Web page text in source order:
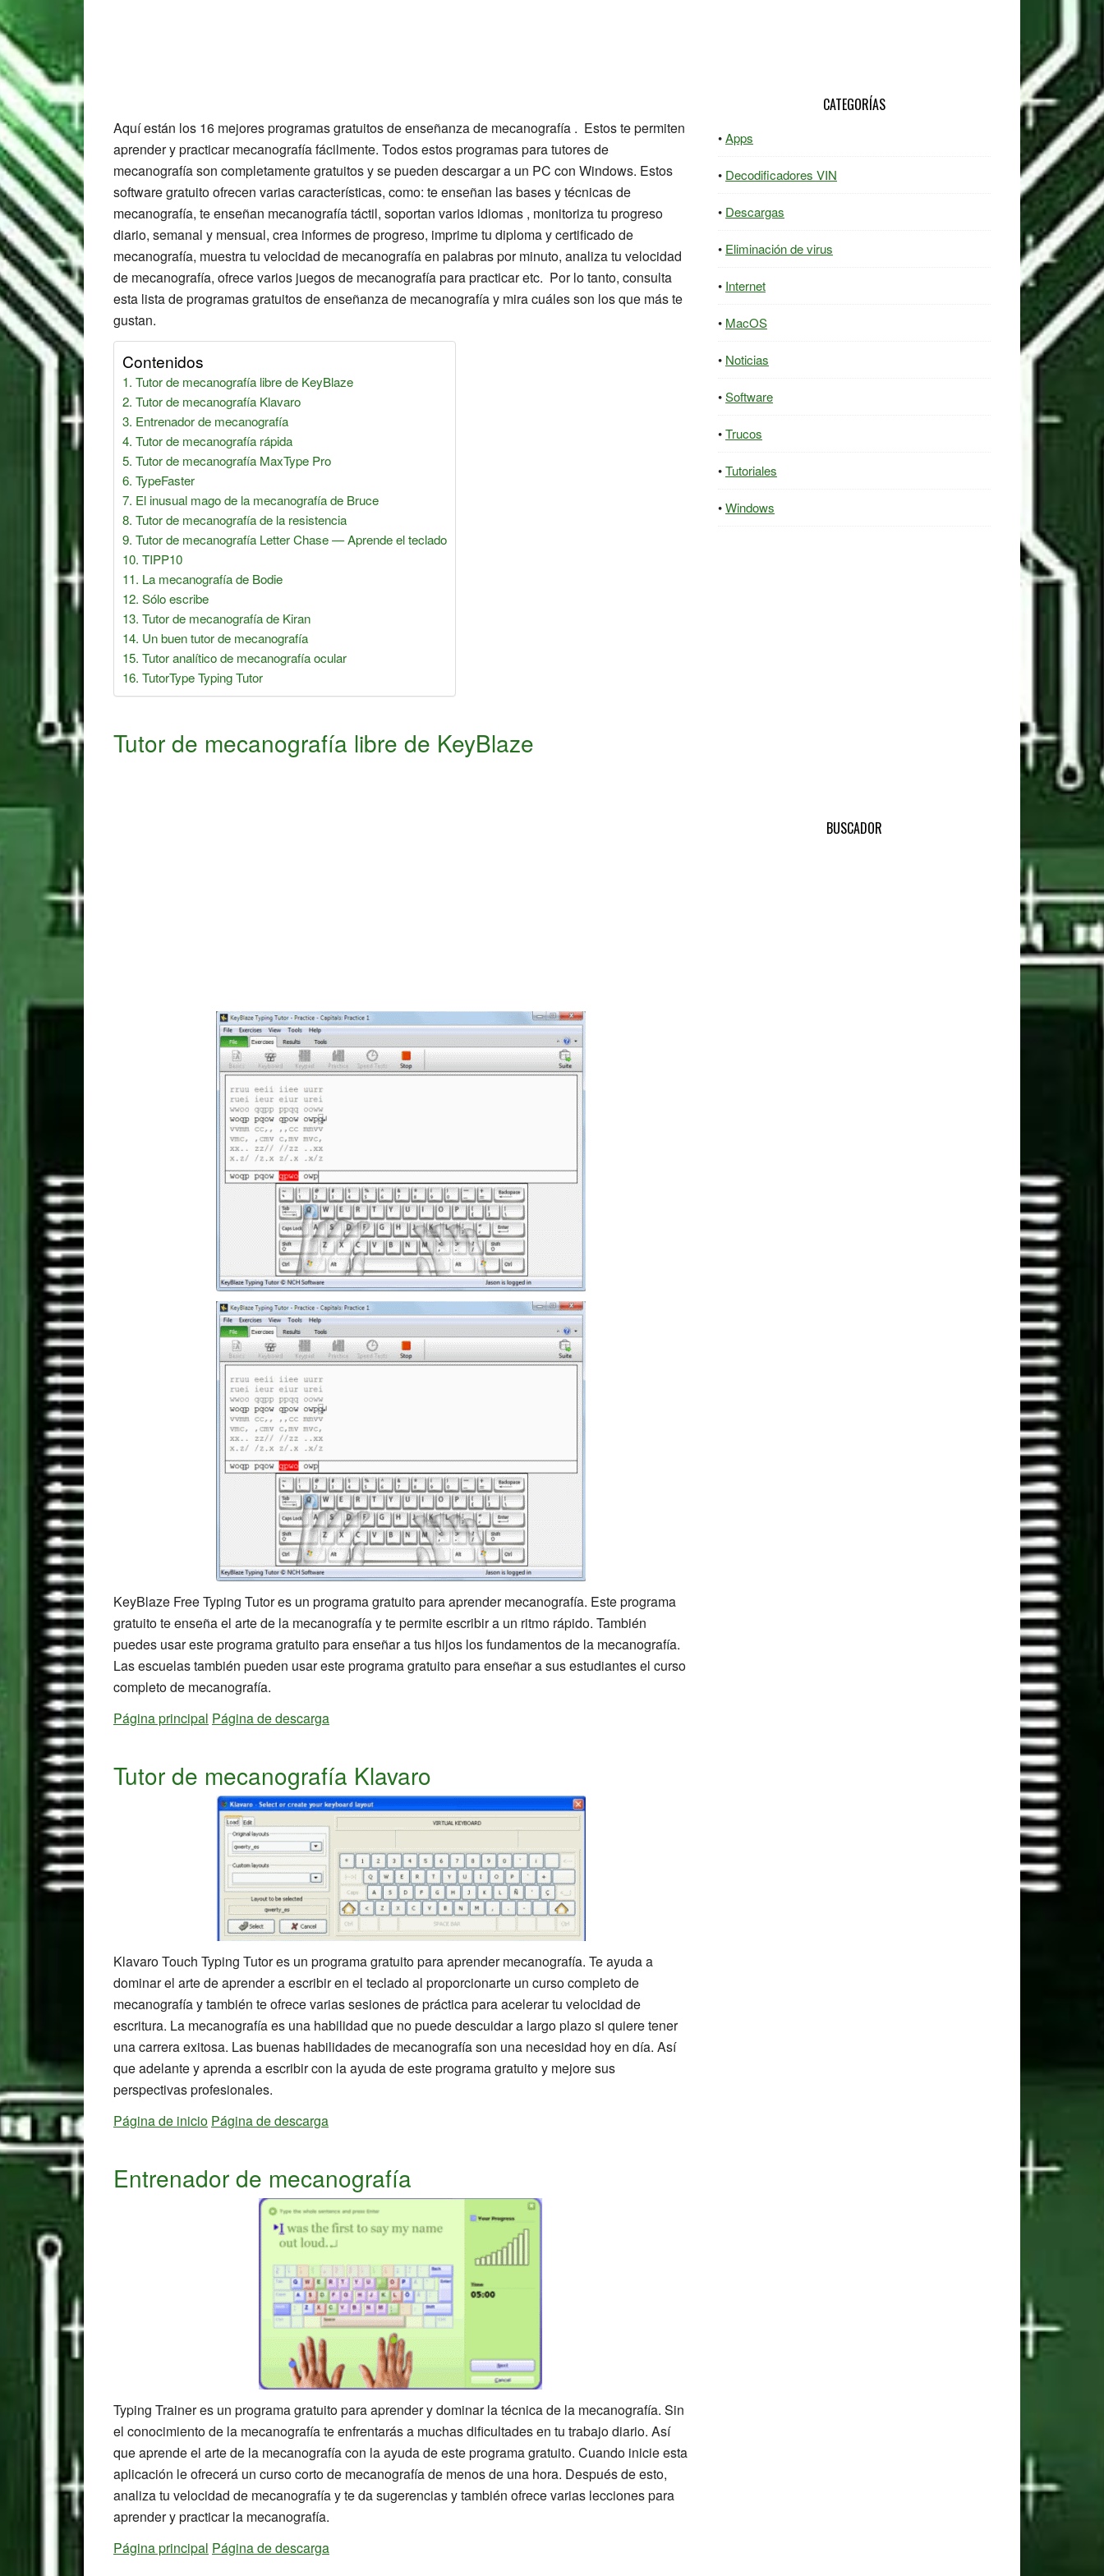
Aquí están los 16 mejores programas gratuitos de enseñanza de mecanografía . Estos te permiten
aprender y practicar mecanografía fácilmente. Todos estos programas para tutores de
mecanografía son completamente gratuitos y se pueden descargar a un PC con Windows. Estos
software gratuito ofrecen varias características, como: te enseñan las bases y técnicas de
mecanografía, te enseñan mecanografía táctil, soportan varios idiomas , monitoriza tu progreso
diario, semanal y mensual, crea informes de progreso, imprime tu diploma y certificado de
mecanografía, muestra tu velocidad de mecanografía en palabras por minuto, analiza tu velocidad
de mecanografía, ofrece varios juegos de mecanografía para practicar etc. Por lo tanto, consulta
esta lista de programas gratuitos de enseñanza de mecanografía y mira cuáles son los que más te
gustan.
Contenidos
Tutor de mecanografía libre de KeyBlaze
Tutor de mecanografía Klavaro
Entrenador de mecanografía
Tutor de mecanografía rápida
Tutor de mecanografía MaxType Pro
TypeFaster
El inusual mago de la mecanografía de Bruce
Tutor de mecanografía de la resistencia
Tutor de mecanografía Letter Chase — Aprende el teclado
TIPP10
La mecanografía de Bodie
Sólo escribe
Tutor de mecanografía de Kiran
Un buen tutor de mecanografía
Tutor analítico de mecanografía ocular
TutorType Typing Tutor
Tutor de mecanografía libre de KeyBlaze
KeyBlaze Free Typing Tutor es un programa gratuito para aprender mecanografía. Este programa
gratuito te enseña el arte de la mecanografía y te permite escribir a un ritmo rápido. También
puedes usar este programa gratuito para enseñar a tus hijos los fundamentos de la mecanografía.
Las escuelas también pueden usar este programa gratuito para enseñar a sus estudiantes el curso
completo de mecanografía.
Página principal Página de descarga
Tutor de mecanografía Klavaro
Klavaro Touch Typing Tutor es un programa gratuito para aprender mecanografía. Te ayuda a
dominar el arte de aprender a escribir en el teclado al proporcionarte un curso completo de
mecanografía y también te ofrece varias sesiones de práctica para acelerar tu velocidad de
escritura. La mecanografía es una habilidad que no puede descuidar a largo plazo si quiere tener
una carrera exitosa. Las buenas habilidades de mecanografía son una necesidad hoy en día. Así
que adelante y aprenda a escribir con la ayuda de este programa gratuito y mejore sus
perspectivas profesionales.
Página de inicio Página de descarga
Entrenador de mecanografía
Typing Trainer es un programa gratuito para aprender y dominar la técnica de la mecanografía. Sin
el conocimiento de la mecanografía te enfrentarás a muchas dificultades en tu trabajo diario. Así
que aprende el arte de la mecanografía con la ayuda de este programa gratuito. Cuando inicie esta
aplicación le ofrecerá un curso corto de mecanografía de menos de una hora. Después de esto,
analiza tu velocidad de mecanografía y te da sugerencias y también ofrece varias lecciones para
aprender y practicar la mecanografía.
Página principal Página de descarga
CATEGORÍAS
Apps
Decodificadores VIN
Descargas
Eliminación de virus
Internet
MacOS
Noticias
Software
Trucos
Tutoriales
Windows
BUSCADOR